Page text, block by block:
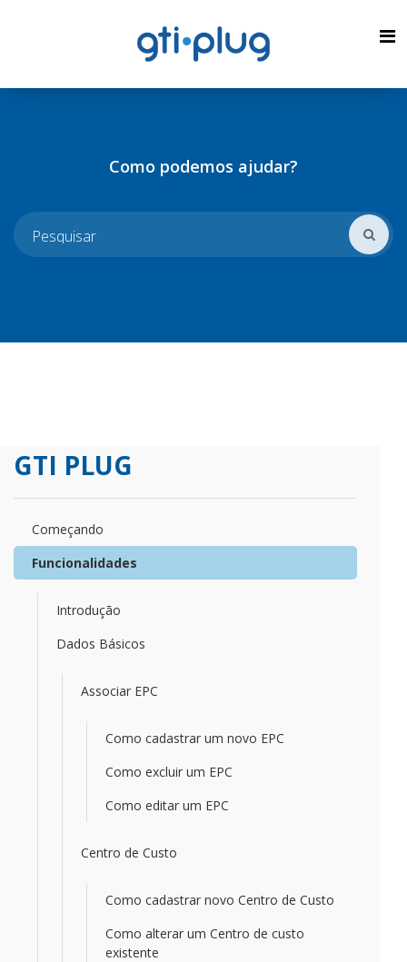
Como podemos ajudar?
GTI PLUG
Começando
Funcionalidades
Introdução
Dados Básicos
Associar EPC
Como cadastrar um novo EPC
Como excluir um EPC
Como editar um EPC
Centro de Custo
Como cadastrar novo Centro de Custo
Como alterar um Centro de custo
existente